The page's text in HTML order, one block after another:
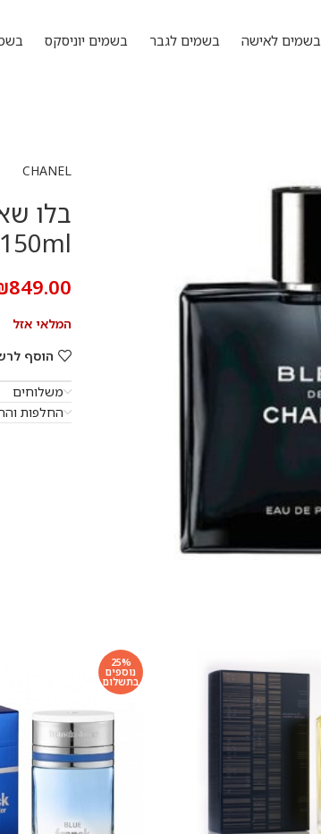
בשמים לאישה בשמים לגבר בשמים יוניסקס
CHANEL
849.00
המלאי אזל
הוסף
משלוחים
החלפות
25%
נוספים
בתשלום